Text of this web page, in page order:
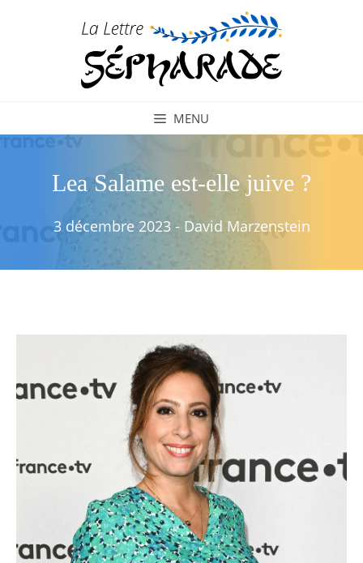
MENU
Lea Salame est-elle juive ?
3 décembre 2023 - David Marzenstein